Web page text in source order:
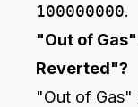
100000000.
"Out of
Reverted"?
"Out of Gas"